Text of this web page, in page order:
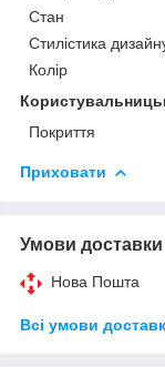
Стан
Стилістика
Колір
Покриття
Приховати
Умови доставки
Нова Пошта
Всі умови